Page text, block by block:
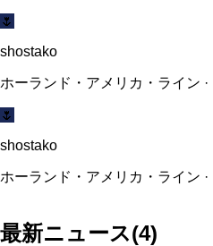
🌷
shostako
ホーランド・アメリカ・ライン
🌷
shostako
ホーランド・アメリカ・ライン
最新ニュース(4)